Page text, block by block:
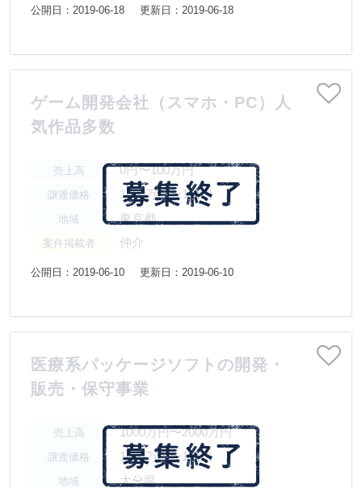
公開日：2019-06-18 更新日：2019-06-18
ゲーム開発会社（スマホ・PC）人
気作品多数
売上高 0円〜100万円
譲渡価格 1000万円〜1億円
地域 東京都
案件掲載者 仲介
公開日：2019-06-10 更新日：2019-06-10
医療系パッケージソフトの開発・
販売・保守事業
売上高 1000万円〜2000万円
譲渡価格 1000万円〜1億円
地域 大分県